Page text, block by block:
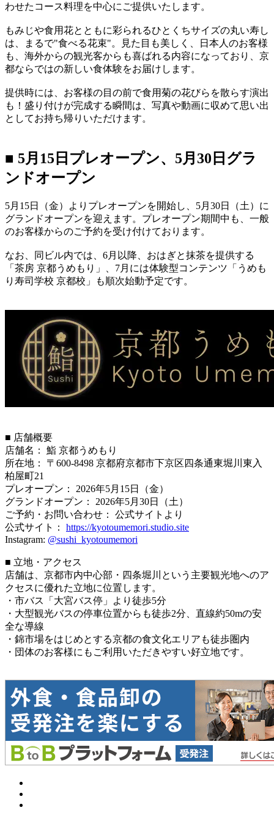
わせたコース料理を中心にご提供いたします。
もみじや食用花とともに彩られるひとくちサイズの丸い寿し
は、まるで"食べる花束"。見た目も美しく、日本人のお客様
も、海外からの観光客からも喜ばれる内容になっており、京
都ならではの新しい食体験をお届けします。
提供時には、お客様の目の前で食用菊の花びらを散らす演出
も！盛り付けが完成する瞬間は、写真や動画に収めて思い出
としてお持ち帰りいただけます。
■ 5月15日プレオープン、5月30日グラ
ンドオープン
5月15日（金）よりプレオープンを開始し、5月30日（土）に
グランドオープンを迎えます。プレオープン期間中も、一般
のお客様からのご予約を受け付けております。
なお、同ビル内では、6月以降、おはぎと抹茶を提供する
「茶房 京都うめもり」、7月には体験型コンテンツ「うめも
り寿司学校 京都校」も順次始動予定です。
■ 店舗概要
店舗名： 鮨 京都うめもり
所在地： 〒600-8498 京都府京都市下京区四条通東堀川東入
柏屋町21
プレオープン： 2026年5月15日（金）
グランドオープン： 2026年5月30日（土）
ご予約・お問い合わせ： 公式サイトより
公式サイト： https://kyotoumemori.studio.site
Instagram: @sushi_kyotoumemori
■ 立地・アクセス
店舗は、京都市内中心部・四条堀川という主要観光地へのア
クセスに優れた立地に位置します。
・市バス「大宮バス停」より徒歩5分
・大型観光バスの停車位置からも徒歩2分、直線約50mの安
全な導線
・錦市場をはじめとする京都の食文化エリアも徒歩圏内
・団体のお客様にもご利用いただきやすい好立地です。